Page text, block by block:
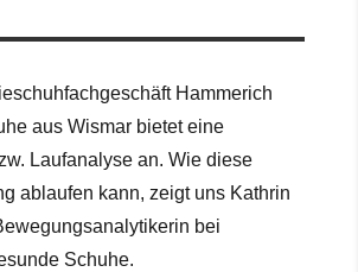
Hammerich
aus Wismar bietet eine
Laufanalyse an. Wie diese
ablaufen kann, zeigt uns Kathrin
bei
Schuhe.